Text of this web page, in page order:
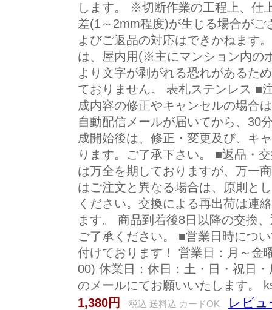
します。 ※切断作業の工程上、仕
差(1～2mm程度)が生じる場合が
よびご返品の対応はできかねます
は、屋内用(※主にマンション内の
より文字が剥がれる恐れがあるた
ておりません。 表札ステンレス ■
成内容の修正やキャンセルの場合
自動配信メールが届いてから、30
成開始後は、修正・変更及び、キ
ります。ご了承下さい。 ■返品・
は万全を期しておりますが、万一
はご注文と異なる場合は、原則と
ください。交換による再出荷は連
ます。 商品到着後8日以降の交換
ご了承ください。 ■営業日時につ
付けております！ 営業日：月～
00) 休業日：休日：土・日・祝日
のメールにてお願いいたします。
1,380円
税込 送料込 カードOK レビュ